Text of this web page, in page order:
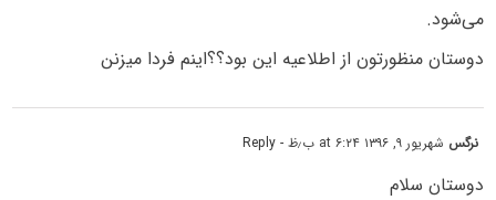
می‌شود.
دوستان منظورتون از اطلاعیه این بود؟؟اینم فردا میزنن
نرگس شهریور ۹, ۱۳۹۶ at ۶:۲۴ ب٫ظ - Reply
دوستان سلام